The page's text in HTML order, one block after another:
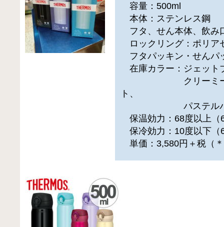
容量：500ml
本体：ステンレス鋼
フタ、せん本体、飲み
ロックリング：ポリア
フタパッキン・せんパ
在庫カラー：ジェット
クリーミーゴー
ト、
パステルパ
保温効力：68度以上（
保冷効力：10度以下（
単価：3,580円＋税（